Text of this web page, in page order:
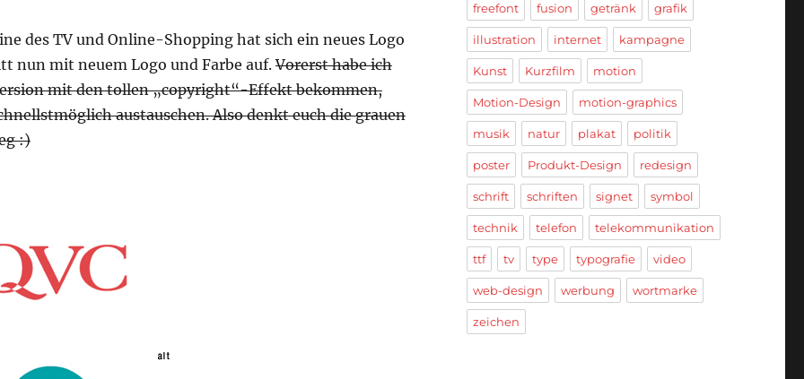
des TV und Online-Shopping hat sich ein neues Logo
nun mit neuem Logo und Farbe auf.Vorerst habe ich
mit den tollen „copyright“-Effekt bekommen,
austauschen. Also denkt euch die grauen
:)
freefont fusion getränk grafik
illustration internet kampagne
Kunst Kurzfilm motion
Motion-Design motion-graphics
musik natur plakat politik
poster Produkt-Design redesign
schrift schriften signet symbol
technik telefon telekommunikation
ttf tv type typografie video
web-design werbung wortmarke
zeichen